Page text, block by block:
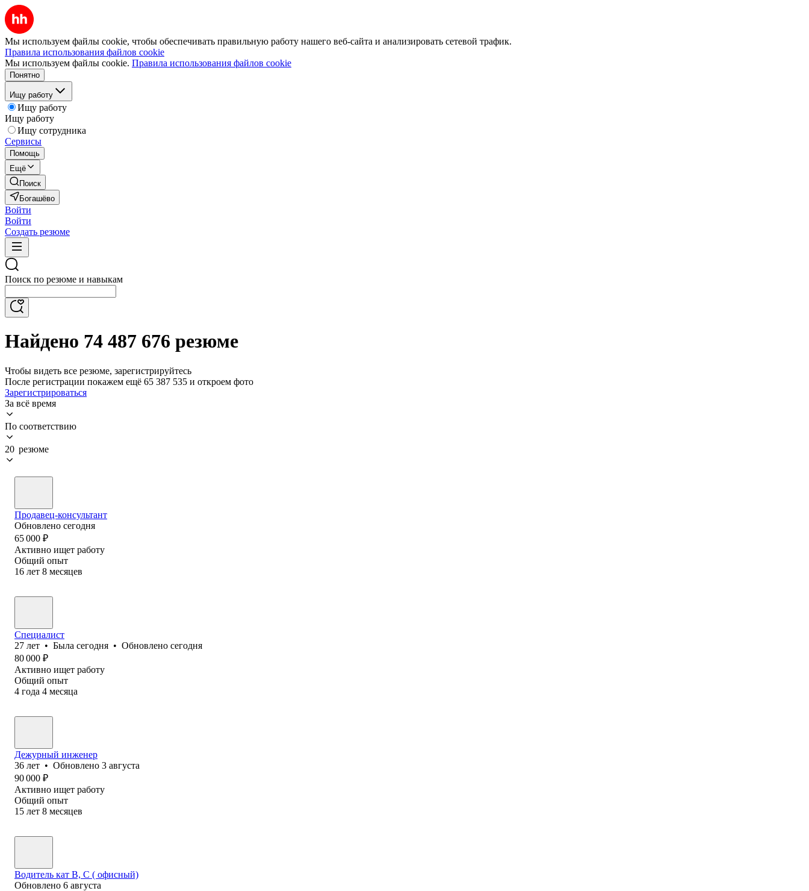
Мы используем файлы cookie, чтобы обеспечивать правильную работу нашего веб-сайта и анализировать сетевой трафик.
Правила использования файлов cookie
Мы используем файлы cookie. Правила использования файлов cookie
Понятно
Ищу работу
Ищу работу
Ищу работу
Ищу сотрудника
Сервисы
Помощь
Ещё
Поиск
Богашёво
Войти
Войти
Создать резюме
Поиск по резюме и навыкам
Найдено 74 487 676 резюме
Чтобы видеть все резюме, зарегистрируйтесь
После регистрации покажем ещё 65 387 535 и откроем фото
Зарегистрироваться
За всё время
По соответствию
20 резюме
Продавец-консультант
Обновлено сегодня
65 000 ₽
Активно ищет работу
Общий опыт
16 лет 8 месяцев
Специалист
27 лет • Была сегодня • Обновлено сегодня
80 000 ₽
Активно ищет работу
Общий опыт
4 года 4 месяца
Дежурный инженер
36 лет • Обновлено 3 августа
90 000 ₽
Активно ищет работу
Общий опыт
15 лет 8 месяцев
Водитель кат В, С ( офисный)
Обновлено 6 августа